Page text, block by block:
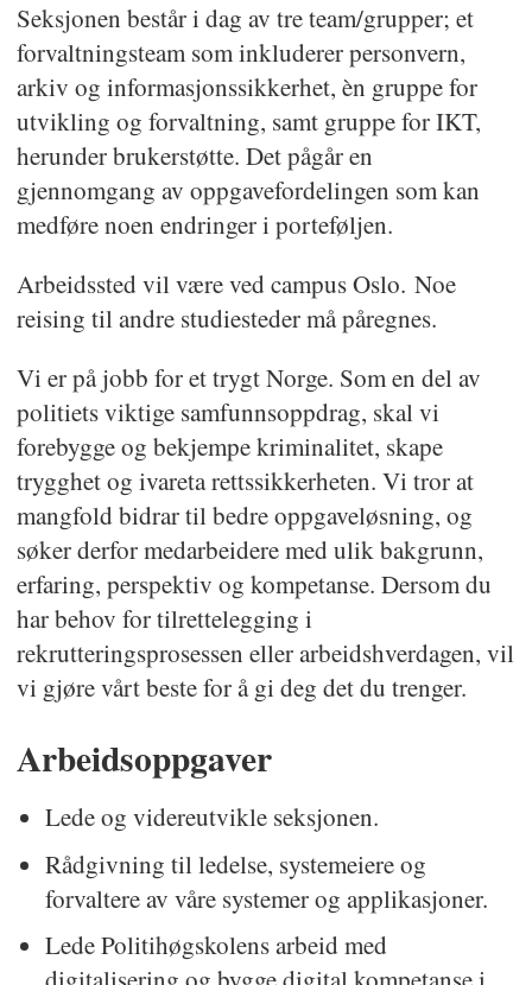
Seksjonen består i dag av tre team/grupper; et
forvaltningsteam som inkluderer personvern,
arkiv og informasjonssikkerhet, èn gruppe for
utvikling og forvaltning, samt gruppe for IKT,
herunder brukerstøtte. Det pågår en
gjennomgang av oppgavefordelingen som kan
medføre noen endringer i porteføljen.
Arbeidssted vil være ved campus Oslo. Noe
reising til andre studiesteder må påregnes.
Vi er på jobb for et trygt Norge. Som en del av
politiets viktige samfunnsoppdrag, skal vi
forebygge og bekjempe kriminalitet, skape
trygghet og ivareta rettssikkerheten. Vi tror at
mangfold bidrar til bedre oppgaveløsning, og
søker derfor medarbeidere med ulik bakgrunn,
erfaring, perspektiv og kompetanse. Dersom du
har behov for tilrettelegging i
rekrutteringsprosessen eller arbeidshverdagen, vil
vi gjøre vårt beste for å gi deg det du trenger.
Arbeidsoppgaver
Lede og videreutvikle seksjonen.
Rådgivning til ledelse, systemeiere og
forvaltere av våre systemer og applikasjoner.
Lede Politihøgskolens arbeid med